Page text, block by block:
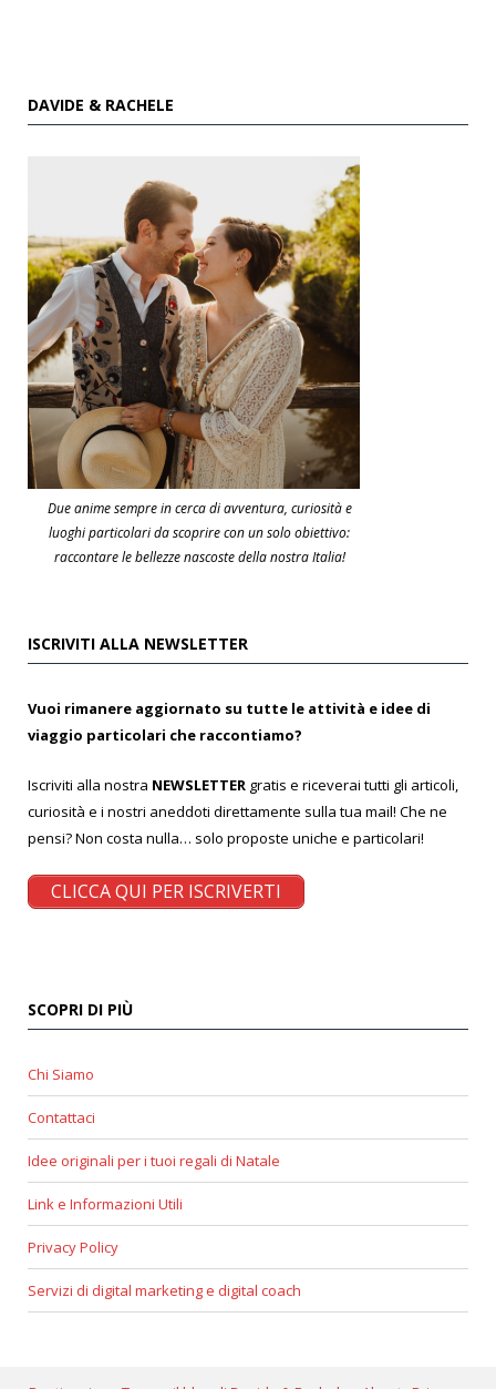
DAVIDE & RACHELE
Due anime sempre in cerca di avventura, curiosità e
luoghi particolari da scoprire con un solo obiettivo:
raccontare le bellezze nascoste della nostra Italia!
ISCRIVITI ALLA NEWSLETTER
Vuoi rimanere aggiornato su tutte le attività e idee di
viaggio particolari che raccontiamo?
Iscriviti alla nostra NEWSLETTER gratis e riceverai tutti gli articoli,
curiosità e i nostri aneddoti direttamente sulla tua mail! Che ne
pensi? Non costa nulla… solo proposte uniche e particolari!
CLICCA QUI PER ISCRIVERTI
SCOPRI DI PIÙ
Chi Siamo
Contattaci
Idee originali per i tuoi regali di Natale
Link e Informazioni Utili
Privacy Policy
Servizi di digital marketing e digital coach